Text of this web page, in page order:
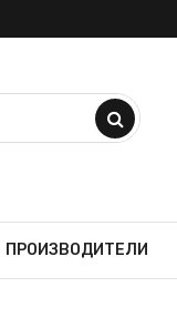
ПРОИЗВОДИТЕЛИ